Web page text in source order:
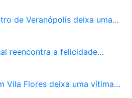
de Veranópolis deixa uma…
reencontra a felicidade…
Vila Flores deixa uma vítima…